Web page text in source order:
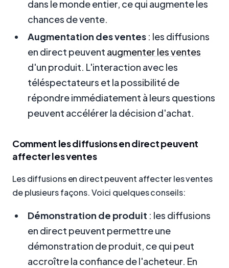
dans le monde entier, ce qui augmente les
chances de vente.
Augmentation des ventes : les diffusions
en direct peuvent augmenter les ventes
d'un produit. L'interaction avec les
téléspectateurs et la possibilité de
répondre immédiatement à leurs questions
peuvent accélérer la décision d'achat.
Comment les diffusions en direct peuvent
affecter les ventes
Les diffusions en direct peuvent affecter les ventes
de plusieurs façons. Voici quelques conseils:
Démonstration de produit : les diffusions
en direct peuvent permettre une
démonstration de produit, ce qui peut
accroître la confiance de l'acheteur. En